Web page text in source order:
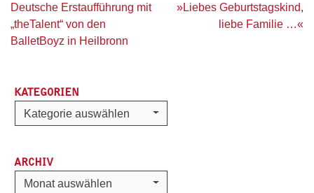
Beitragsnavigation
Deutsche Erstaufführung mit
„theTalent“ von den
BalletBoyz in Heilbronn
»Liebes Geburtstagskind,
liebe Familie …«
KATEGORIEN
Kategorien
Kategorie auswählen
ARCHIV
Archiv
Monat auswählen